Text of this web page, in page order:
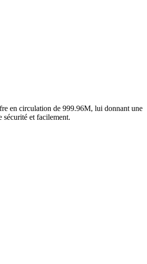
en circulation de 999.96M, lui donnant une
sécurité et facilement.